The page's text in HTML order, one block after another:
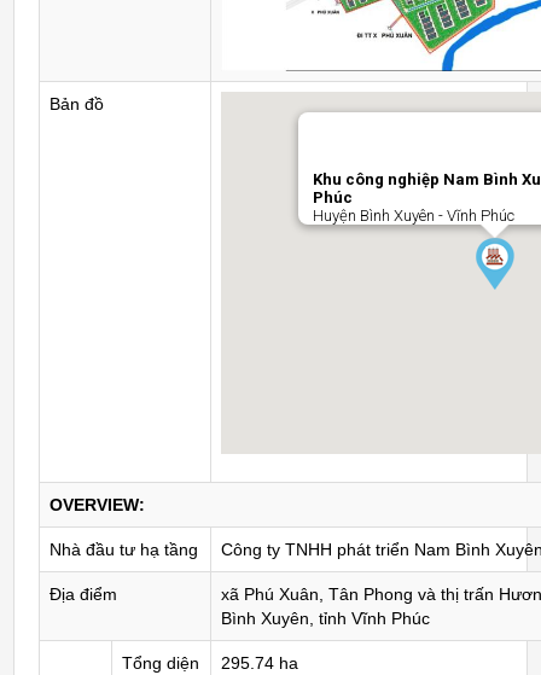
Bản đồ
Khu công nghiệp Nam Bình
Phúc
Huyện Bình Xuyên - Vĩnh Phúc
OVERVIEW:
Nhà đầu tư hạ tầng Công ty TNHH phát triển Nam Bình
Địa điểm
xã Phú Xuân, Tân Phong và thị trấn
Bình Xuyên, tỉnh Vĩnh Phúc
Tổng diện
295.74 ha